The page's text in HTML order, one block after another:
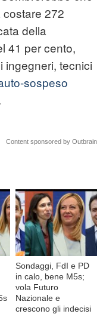
272
della
41 per cento,
ingegneri, tecnici
sospeso
Content sponsored by Outbrain
Sondaggi, FdI e PD
in calo, bene M5s;
vola Futuro
Nazionale e
crescono gli indecisi